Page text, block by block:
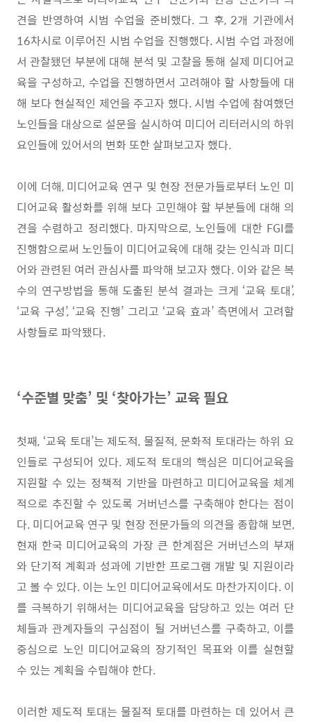
견을 반영하여 시범 수업을 준비했다. 그 후, 2개 기관에서
16차시로 이루어진 시범 수업을 진행했다. 시범 수업 과정에
서 관찰됐던 부분에 대해 분석 및 고찰을 통해 실제 미디어교
육을 구성하고, 수업을 진행하면서 고려해야 할 사항들에 대
해 보다 현실적인 제언을 주고자 했다. 시범 수업에 참여했던
노인들을 대상으로 설문을 실시하여 미디어 리터러시의 하위
요인들에 있어서의 변화 또한 살펴보고자 했다.
이에 더해, 미디어교육 연구 및 현장 전문가들로부터 노인 미
디어교육 활성화를 위해 보다 고민해야 할 부분들에 대해 의
견을 수렴하고 정리했다. 마지막으로,노인들에 대한 FGI를
진행함으로써 노인들이 미디어교육에 대해 갖는 인식과 미디
어와 관련된 여러 관심사를 파악해 보고자 했다. 이와 같은 복
수의 연구방법을 통해 도출된 분석 결과는 크게 ‘교육 토대’,
‘교육 구성’, ‘교육 진행’ 그리고 ‘교육 효과’측면에서 고려할
사항들로 파악됐다.
‘수준별 맞춤’ 및 ‘찾아가는’ 교육 필요
첫째, ‘교육 토대’는 제도적, 물질적, 문화적 토대라는 하위 요
인들로 구성되어 있다. 제도적 토대의 핵심은 미디어교육을
지원할 수 있는 정책적 기반을 마련하고 미디어교육을 체계
적으로 추진할 수 있도록 거버넌스를 구축해야 한다는 점이
다. 미디어교육 연구 및 현장 전문가들의 의견을 종합해 보면,
현재 한국 미디어교육의 가장 큰 한계점은 거버넌스의 부재
와 단기적 계획과 성과에 기반한 프로그램 개발 및 지원이라
고 볼 수 있다. 이는 노인 미디어교육에서도 마찬가지이다. 이
를 극복하기 위해서는 미디어교육을 담당하고 있는 여러 단
체들과 관계자들의 구심점이 될 거버넌스를 구축하고, 이를
중심으로 노인 미디어교육의 장기적인 목표와 이를 실현할
수 있는 계획을 수립해야 한다.
이러한 제도적 토대는 물질적 토대를 마련하는 데 있어서 큰